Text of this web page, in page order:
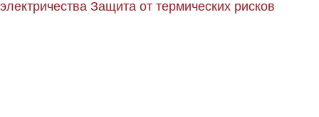
Защита от термических рисков